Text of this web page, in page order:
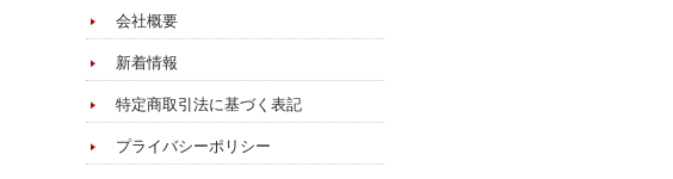
会社概要
新着情報
特定商取引法に基づく表記
プライバシーポリシー